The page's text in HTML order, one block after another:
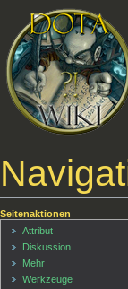
Seitenaktionen
Attribut
Diskussion
Mehr
Werkzeuge